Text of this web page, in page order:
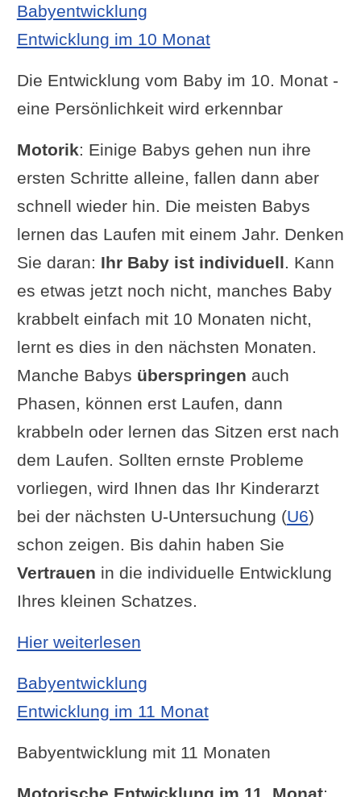
Babyentwicklung
Entwicklung im 10 Monat
Die Entwicklung vom Baby im 10. Monat -
eine Persönlichkeit wird erkennbar
Motorik: Einige Babys gehen nun ihre
ersten Schritte alleine, fallen dann aber
schnell wieder hin. Die meisten Babys
lernen das Laufen mit einem Jahr. Denken
Sie daran: Ihr Baby ist individuell. Kann
es etwas jetzt noch nicht, manches Baby
krabbelt einfach mit 10 Monaten nicht,
lernt es dies in den nächsten Monaten.
Manche Babys überspringen auch
Phasen, können erst Laufen, dann
krabbeln oder lernen das Sitzen erst nach
dem Laufen. Sollten ernste Probleme
vorliegen, wird Ihnen das Ihr Kinderarzt
bei der nächsten U-Untersuchung (U6)
schon zeigen. Bis dahin haben Sie
Vertrauen in die individuelle Entwicklung
Ihres kleinen Schatzes.
Hier weiterlesen: Entwicklung im 10 Monat
Babyentwicklung
Entwicklung im 11 Monat
Babyentwicklung mit 11 Monaten
Motorische Entwicklung im 11. Monat: